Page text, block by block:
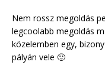
Nem rossz megoldás
legcoolabb megoldás
közelemben egy,
pályán vele 🙂